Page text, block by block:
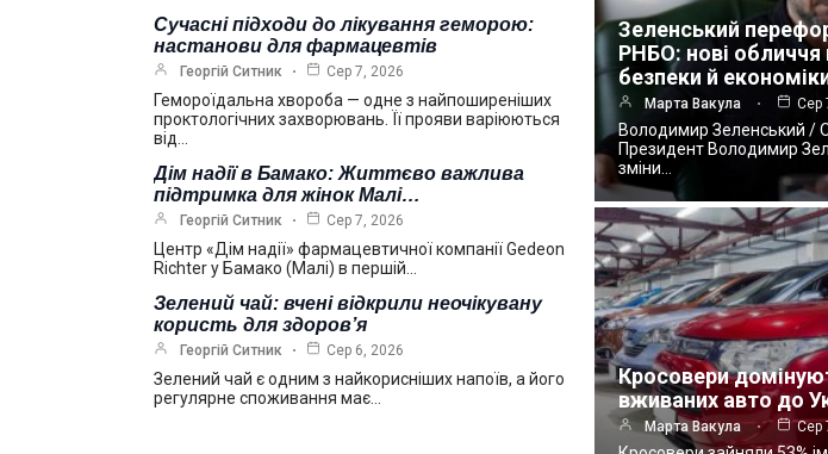
Сучасні підходи до лікування геморою:
настанови для фармацевтів
Георгій Ситник Сер 7, 2026
Гемороїдальна хвороба — одне з найпоширеніших
проктологічних захворювань. Її прояви варіюються
від…
Дім надії в Бамако: Життєво важлива
підтримка для жінок Малі…
Георгій Ситник Сер 7, 2026
Центр «Дім надії» фармацевтичної компанії Gedeon
Richter у Бамако (Малі) в першій…
Зелений чай: вчені відкрили неочікувану
користь для здоров’я
Георгій Ситник Сер 6, 2026
Зелений чай є одним з найкорисніших напоїв, а його
регулярне споживання має…
Зеленський
РНБО: нові обличчя
безпеки й
Марта Вакула Сер
Володимир Зеленський /
Президент Володимир
зміни…
Кросовери
вживаних авто до
Марта Вакула Сер